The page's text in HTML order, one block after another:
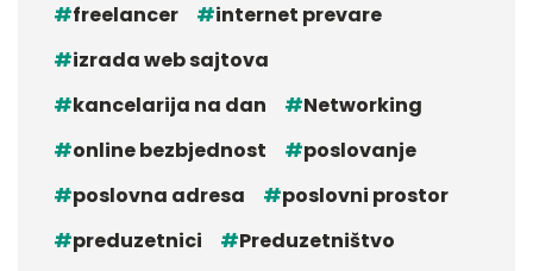
freelancer
internet prevare
izrada web sajtova
kancelarija na dan
Networking
online bezbjednost
poslovanje
poslovna adresa
poslovni prostor
preduzetnici
Preduzetništvo